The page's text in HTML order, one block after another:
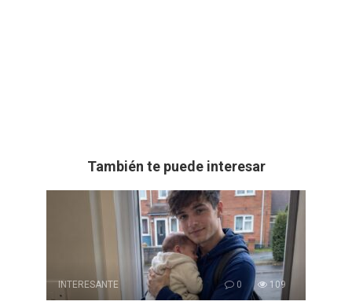
También te puede interesar
INTERESANTE 0 109